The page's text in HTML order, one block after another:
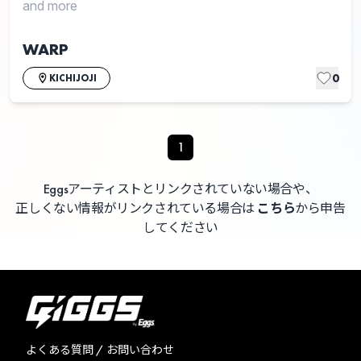
and more
WARP
KICHIJOJI 0
1
Eggsアーティストとリンクされていない場合や、
正しくない情報がリンクされている場合は こちらから申告
してください
よくある質問 / お問い合わせ